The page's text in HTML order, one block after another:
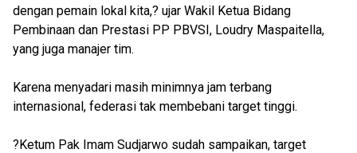
dengan pemain lokal kita,? ujar Wakil Ketua Bidang
Pembinaan dan Prestasi PP PBVSI, Loudry Maspaitella,
yang juga manajer tim.
Karena menyadari masih minimnya jam terbang
internasional, federasi tak membebani target tinggi.
?Ketum Pak Imam Sudjarwo sudah sampaikan, target